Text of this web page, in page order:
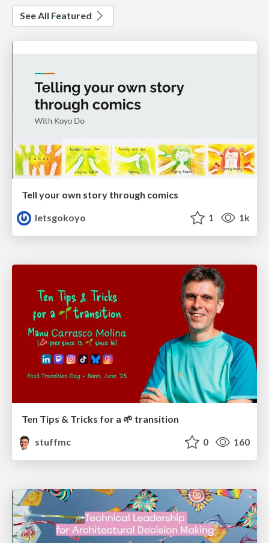
See All Featured
Tell your own story through comics
letsgokoyo
1 1k
Ten Tips & Tricks for a 🌱 transition
stuffmc
0 160